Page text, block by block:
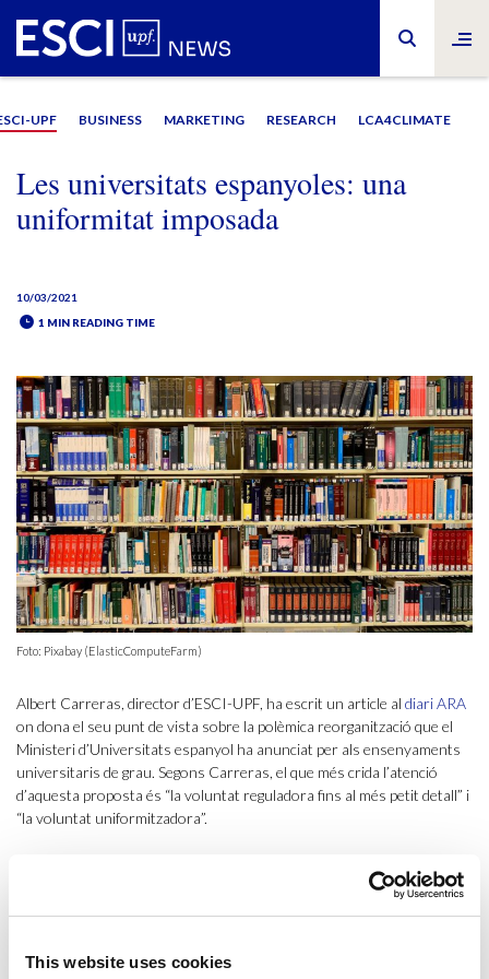
This website uses cookies
UPF BUSINESS MARKETING RESEARCH LCA4CLIMATE
Les universitats espanyoles: una
uniformitat imposada
10/03/2021
1 MIN READING TIME
Foto: Pixabay (ElasticComputeFarm)
Albert Carreras, director d’ESCI-UPF, ha escrit un article al diari ARA
on dona el seu punt de vista sobre la polèmica reorganització que el
Ministeri d’Universitats espanyol ha anunciat per als ensenyaments
universitaris de grau. Segons Carreras, el que més crida l’atenció
d’aquesta proposta és “la voluntat reguladora fins al més petit detall” i
“la voluntat uniformitzadora”.
grau de
malgrat que alguns d’aquests graus hagin estat molt innovadors i